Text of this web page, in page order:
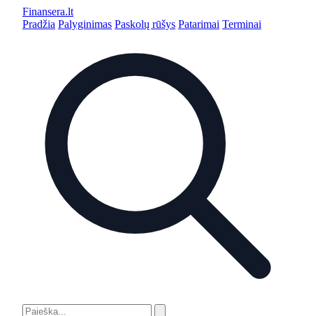
Finansera.lt
Pradžia Palyginimas Paskolų rūšys Patarimai Terminai